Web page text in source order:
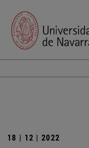
18 | 12 | 2022